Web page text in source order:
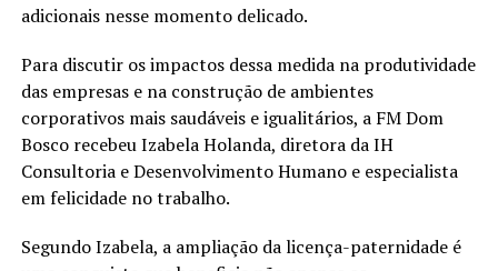
adicionais nesse momento delicado.
Para discutir os impactos dessa medida na produtividade
das empresas e na construção de ambientes
corporativos mais saudáveis e igualitários, a FM Dom
Bosco recebeu Izabela Holanda, diretora da IH
Consultoria e Desenvolvimento Humano e especialista
em felicidade no trabalho.
Segundo Izabela, a ampliação da licença-paternidade é